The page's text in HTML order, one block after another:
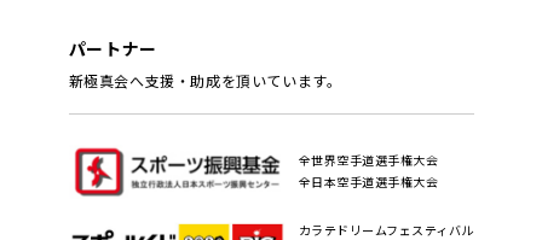
パートナー
新極真会へ支援・助成を頂いています。
全世界空手道選手権大会
全日本空手道選手権大会
カラテドリームフェスティバル